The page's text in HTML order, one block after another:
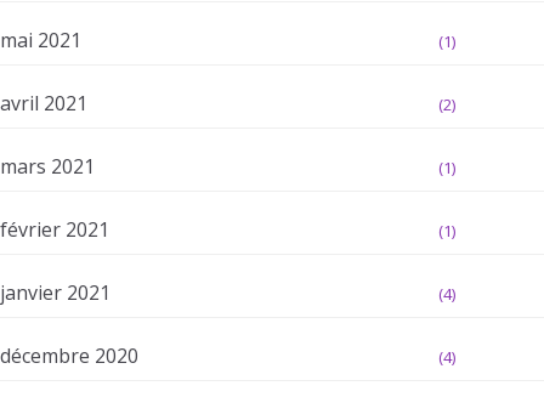
mai 2021 (1)
avril 2021 (2)
mars 2021 (1)
février 2021 (1)
janvier 2021 (4)
décembre 2020 (4)